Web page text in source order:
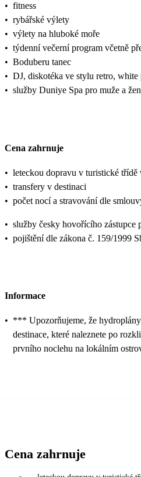
• fitness
• rybářské výlety
• výlety na hluboké moře
• týdenní večerní program včetně
• Boduberu tanec
• DJ, diskotéka ve stylu retro,
• služby Duniye Spa pro muže a
Cena zahrnuje
• leteckou dopravu v turistické třídě
• transfery v destinaci
• počet nocí a stravování dle
• služby česky hovořícího zástupce
• pojištění dle zákona č. 159/1999
Informace
• *** Upozorňujeme, že hydroplány
destinace, které naleznete po
prvního noclehu na lokálním
Cena zahrnuje